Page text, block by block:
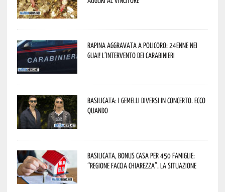
Rapina aggravata a Policoro: 24enne nei
guai! L’intervento dei Carabinieri
Basilicata: i Gemelli DiVersi in concerto. Ecco
quando
Basilicata, Bonus casa per 450 famiglie:
“Regione faccia chiarezza”. La situazione